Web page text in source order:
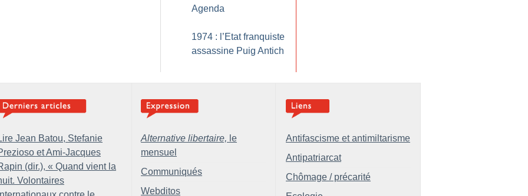
Agenda
1974 : l’Etat franquiste
assassine Puig Antich
Jean Batou, Stefanie
et Ami-Jacques
(dir.), « Quand vient la
Volontaires
Alternative libertaire, le
mensuel
Communiqués
Webditos
Antifascisme et antimiltarisme
Antipatriarcat
Chômage / précarité